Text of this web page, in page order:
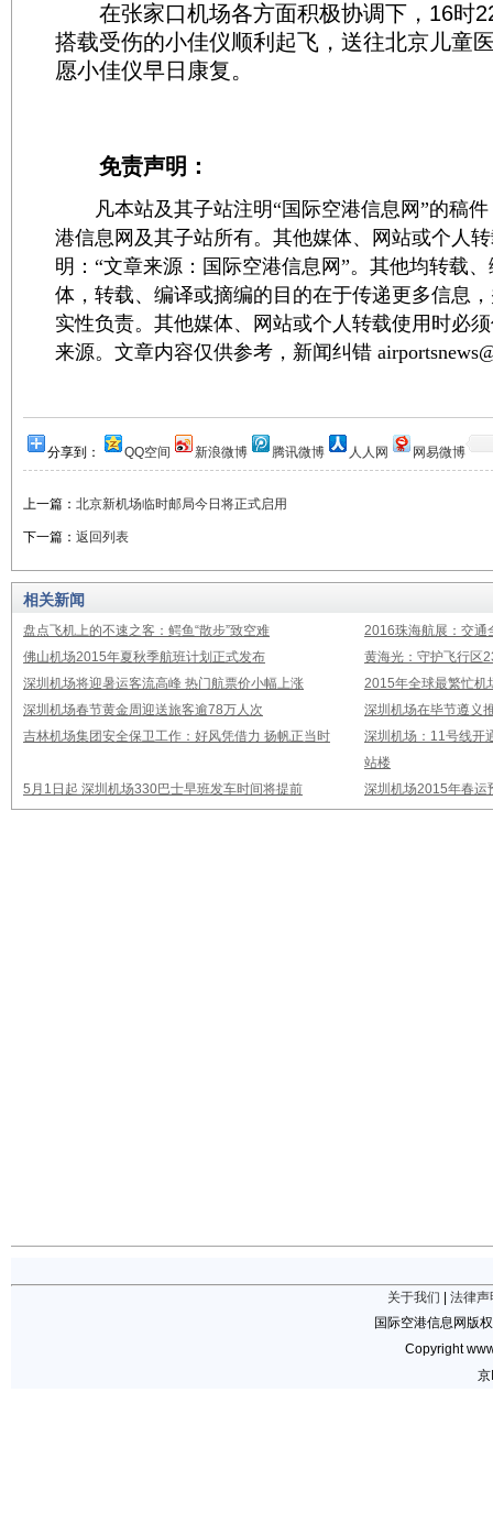
在张家口机场各方面积极协调下，16时
搭载受伤的小佳仪顺利起飞，送往北京儿童
愿小佳仪早日康复。
免责声明：
凡本站及其子站注明“国际空港信息网”的稿件
港信息网及其子站所有。其他媒体、网站或个人
明：“文章来源：国际空港信息网”。其他均转载
体，转载、编译或摘编的目的在于传递更多信息
实性负责。其他媒体、网站或个人转载使用时必
来源。文章内容仅供参考，新闻纠错
分享到： QQ空间 新浪微博 腾讯微博 人人网 网易微博
上一篇： 北京新机场临时邮局今日将正式启用
下一篇： 返回列表
相关新闻
盘点飞机上的不速之客：鳄鱼“散步”致空难
2016珠海航展：交通
佛山机场2015年夏秋季航班计划正式发布
黄海光：守护飞行区
深圳机场将迎暑运客流高峰 热门航票价小幅上涨
2015年全球最繁忙机
深圳机场春节黄金周迎送旅客逾78万人次
深圳机场在毕节遵义
吉林机场集团安全保卫工作：好风凭借力 扬帆正当时
深圳机场：11号线开
站楼
5月1日起 深圳机场330巴士早班发车时间将提前
深圳机场2015年春运
关于我们
法律声
国际空港信息网版
Copyright